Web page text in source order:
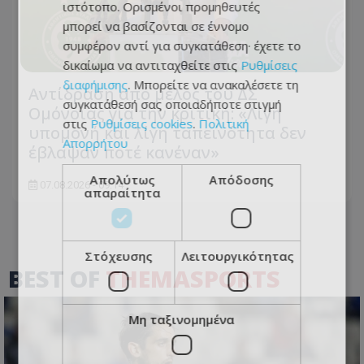
Αντίδραση από μέλος του ΔΣ
Ομόνοιας για την κριτική: «Λίγη
υπομονή και λίγη ταπεινότητα δεν
έβλαψαν ποτέ κανέναν»
07.08.2026 - 09:14
BEST OF THEMASPORTS
ιστότοπο. Ορισμένοι προμηθευτές
μπορεί να βασίζονται σε έννομο
συμφέρον αντί για συγκατάθεση· έχετε το
δικαίωμα να αντιταχθείτε στις Ρυθμίσεις
διαφήμισης. Μπορείτε να ανακαλέσετε τη
συγκατάθεσή σας οποιαδήποτε στιγμή
στις Ρυθμίσεις cookies. Πολιτική
Απορρήτου
Απολύτως
απαραίτητα
Απόδοσης
Στόχευσης Λειτουργικότητας
Μη ταξινομημένα